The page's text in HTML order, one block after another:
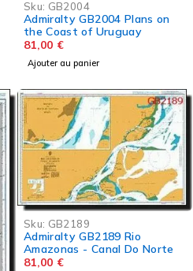
Sku: GB2004
Admiralty GB2004 Plans on
the Coast of Uruguay
81,00 €
Ajouter au panier
Sku: GB2189
Admiralty GB2189 Rio
Amazonas - Canal Do Norte
81,00 €